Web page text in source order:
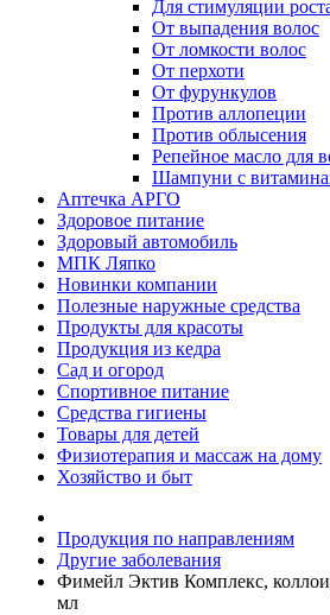
Для стимуляции
От выпадения волос
От ломкости волос
От перхоти
От фурункулов
Против аллопеции
Против облысения
Репейное масло для
Шампуни с
Аптечка АРГО
Здоровое питание
Здоровый автомобиль
МПК Ляпко
Новинки компании
Полезные наружные средства
Продукты для красоты
Продукция из кедра
Сад и огород
Спортивное питание
Средства гигиены
Товары для детей
Физиотерапия и массаж на дому
Хозяйство и быт
Продукция по направлениям
Другие заболевания
Фимейл Эктив Комплекс,
мл